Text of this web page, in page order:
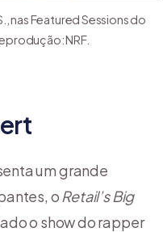
nas Featured Sessions do
NRF.
um grande
o Retail’s Big
o show do rapper